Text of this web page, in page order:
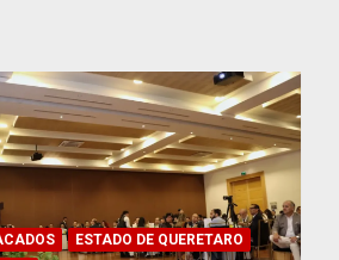
ESTADO DE QUERETARO